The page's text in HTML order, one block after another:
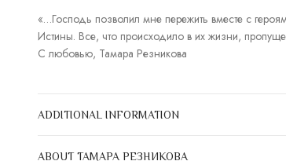
«…Господь позволил мне пережить вместе с
Истины. Все, что происходило в их жизни,
С любовью, Тамара Резникова
ADDITIONAL INFORMATION
ABOUT ТАМАРА РЕЗНИКОВА